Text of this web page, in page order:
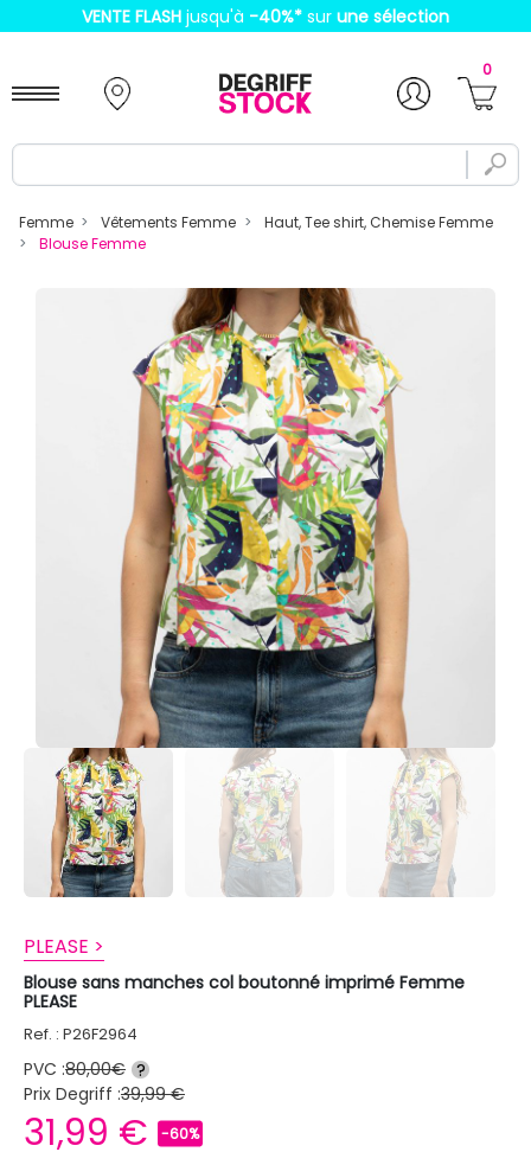
VENTE FLASH jusqu'à -40%* sur une sélection
0
Femme Vêtements Femme
Haut, Tee shirt, Chemise Femme
Blouse Femme
PLEASE >
Blouse sans manches col boutonné imprimé Femme
PLEASE
Ref. : P26F2964
PVC :80,00€ ?
Prix Degriff :39,99 €
31,99 € -60%